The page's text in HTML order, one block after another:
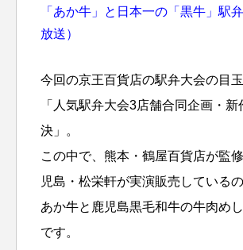
「あか牛」と日本一の「黒牛」駅
放送）
今回の京王百貨店の駅弁大会の目玉
「人気駅弁大会3店舗合同企画・
決」。
この中で、熊本・鶴屋百貨店が監
児島・松栄軒が実演販売している
あか牛と鹿児島黒毛和牛の牛肉め
です。